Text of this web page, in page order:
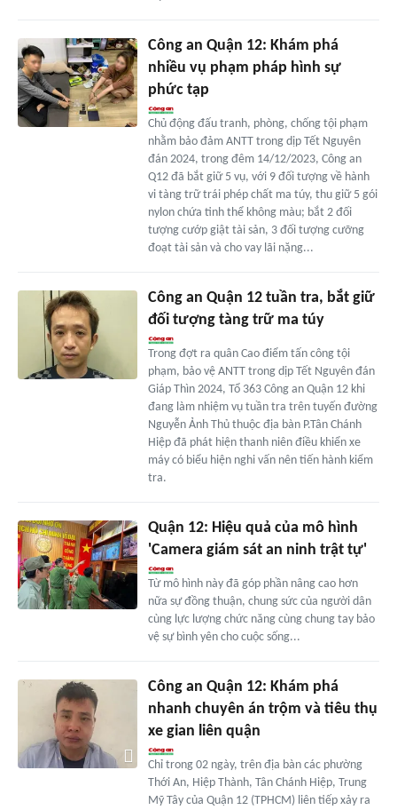
Công an Quận 12: Khám phá
nhiều vụ phạm pháp hình sự
phức tạp
Chủ động đấu tranh, phòng, chống tội phạm
nhằm bảo đảm ANTT trong dịp Tết Nguyên
đán 2024, trong đêm 14/12/2023, Công an
Q12 đã bắt giữ 5 vụ, với 9 đối tượng về hành
vi tàng trữ trái phép chất ma túy, thu giữ 5 gói
nylon chứa tinh thể không màu; bắt 2 đối
tượng cướp giật tài sản, 3 đối tượng cưỡng
đoạt tài sản và cho vay lãi nặng...
Công an Quận 12 tuần tra, bắt giữ
đối tượng tàng trữ ma túy
Trong đợt ra quân Cao điểm tấn công tội
phạm, bảo vệ ANTT trong dịp Tết Nguyên đán
Giáp Thìn 2024, Tổ 363 Công an Quận 12 khi
đang làm nhiệm vụ tuần tra trên tuyến đường
Nguyễn Ảnh Thủ thuộc địa bàn P.Tân Chánh
Hiệp đã phát hiện thanh niên điều khiển xe
máy có biểu hiện nghi vấn nên tiến hành kiểm
tra.
Quận 12: Hiệu quả của mô hình
'Camera giám sát an ninh trật tự'
Từ mô hình này đã góp phần nâng cao hơn
nữa sự đồng thuận, chung sức của người dân
cùng lực lượng chức năng cùng chung tay bảo
vệ sự bình yên cho cuộc sống...
Công an Quận 12: Khám phá
nhanh chuyên án trộm và tiêu thụ
xe gian liên quận
Chỉ trong 02 ngày, trên địa bàn các phường
Thới An, Hiệp Thành, Tân Chánh Hiệp, Trung
Mỹ Tây của Quận 12 (TPHCM) liên tiếp xảy ra